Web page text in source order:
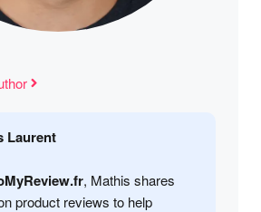
Laurent
, Mathis shares
product reviews to help